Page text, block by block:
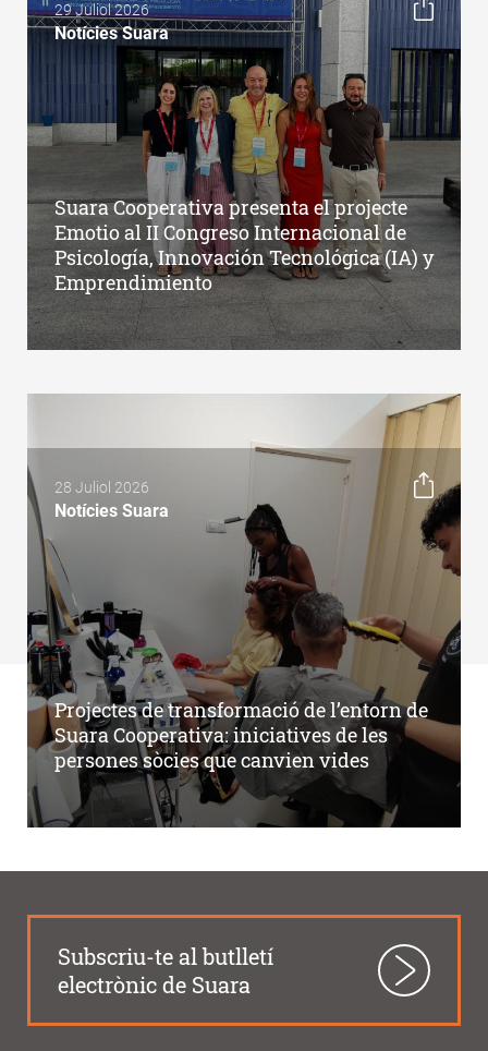
29 Juliol 2026
Notícies Suara
Suara Cooperativa presenta el projecte
Emotio al II Congreso Internacional de
Psicología, Innovación Tecnológica (IA) y
Emprendimiento
28 Juliol 2026
Notícies Suara
Projectes de transformació de l’entorn de
Suara Cooperativa: iniciatives de les
persones sòcies que canvien vides
Subscriu-te al butlletí
electrònic de Suara